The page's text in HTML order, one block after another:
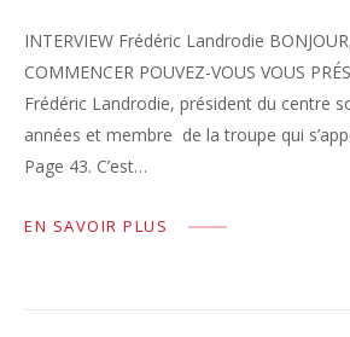
INTERVIEW Frédéric Landrodie
COMMENCER POUVEZ-VOUS VOUS
Frédéric Landrodie, président du centre
années et membre de la troupe qui
Page 43. C’est…
EN SAVOIR PLUS